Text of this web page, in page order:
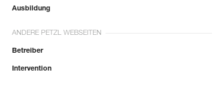
Ausbildung
ANDERE PETZL WEBSEITEN
Betreiber
Intervention